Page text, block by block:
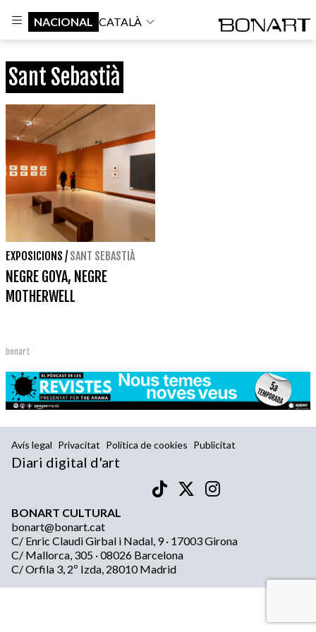
NACIONAL CATALÀ
Sant Sebastià
EXPOSICIONS / SANT SEBASTIÀ
NEGRE GOYA, NEGRE
MOTHERWELL
bonart
Avís legal Privacitat Política de cookies Publicitat
Diari digital d'art
BONART CULTURAL
bonart@bonart.cat
C/ Enric Claudi Girbal i Nadal, 9 · 17003 Girona
C/ Mallorca, 305 · 08026 Barcelona
C/ Orfila 3, 2º Izda, 28010 Madrid